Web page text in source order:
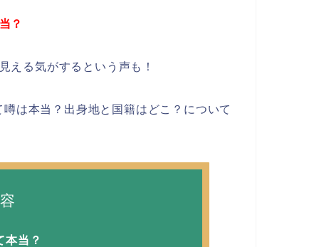
？
える気がするという声も！
は本当？出身地と国籍はどこ？について
本当？